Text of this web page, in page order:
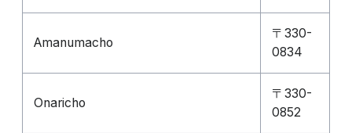
Amanumacho
〒330-
0834
Onaricho
〒330-
0852